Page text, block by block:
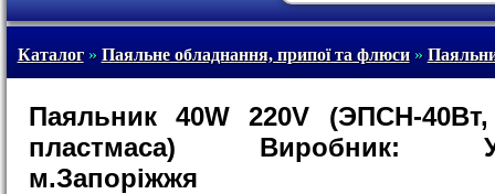
Каталог» Паяльне обладнання, припої та флюси»
Паяльник 40W 220V (ЭПСН-
пластмаса) Виробник:
м.Запоріжжя